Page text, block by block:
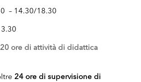
– 14.30/18.30
ore di attività di didattica
24 ore di supervisione di